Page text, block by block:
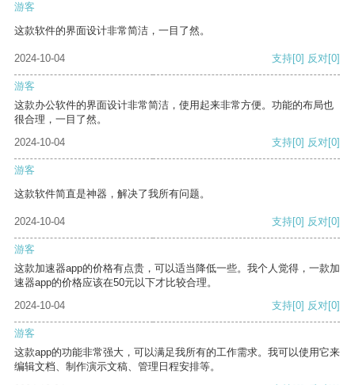
游客
这款软件的界面设计非常简洁，一目了然。
2024-10-04 支持[0] 反对[0]
游客
这款办公软件的界面设计非常简洁，使用起来非常方便。功能的布局也
很合理，一目了然。
2024-10-04
支持[0] 反对[0]
游客
这款软件简直是神器，解决了我所有问题。
2024-10-04 支持[0] 反对[0]
游客
这款加速器app的价格有点贵，可以适当降低一些。我个人觉得，一款加
速器app的价格应该在50元以下才比较合理。
2024-10-04
支持[0] 反对[0]
游客
这款app的功能非常强大，可以满足我所有的工作需求。我可以使用它来
编辑文档、制作演示文稿、管理日程安排等。